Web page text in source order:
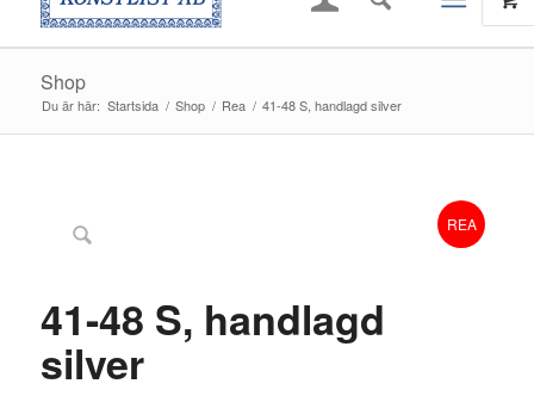
Shop
Du är här: Startsida / Shop / Rea / 41-48 S, handlagd silver
REA
41-48 S, handlagd
silver